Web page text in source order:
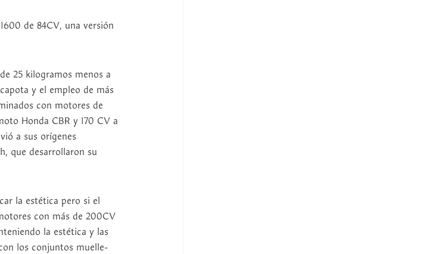
de 84CV, una versión
25 kilogramos menos a
y el empleo de más
con motores de
Honda CBR y 170 CV a
a sus orígenes
que desarrollaron su
la estética pero si el
con más de 200CV
la estética y las
los conjuntos muelle-